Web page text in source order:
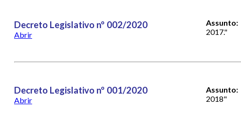
Decreto Legislativo nº 002/2020
Abrir
Assunto:
2017."
Decreto Legislativo nº 001/2020
Abrir
Assunto:
2018"